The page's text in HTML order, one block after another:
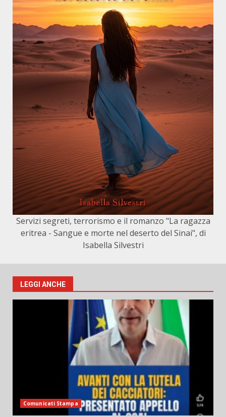
Servizi segreti, terrorismo e il romanzo "La ragazza
eritrea - Sangue e morte nel deserto del Sinai", di
Isabella Silvestri
LEGGI ANCHE
Comunicati Stampa